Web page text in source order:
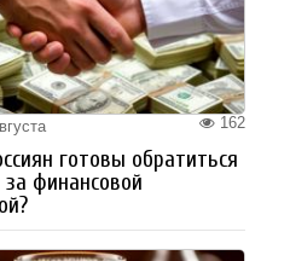
162
готовы обратиться
финансовой